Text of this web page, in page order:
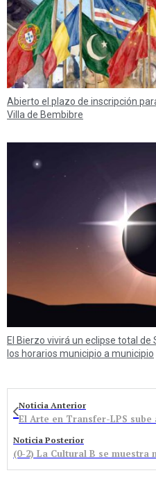
Abierto el plazo de inscripción
Villa de Bembibre
El Bierzo vivirá un eclipse total de
los horarios municipio a municipio
Noticia Anterior
Noticia Posterior